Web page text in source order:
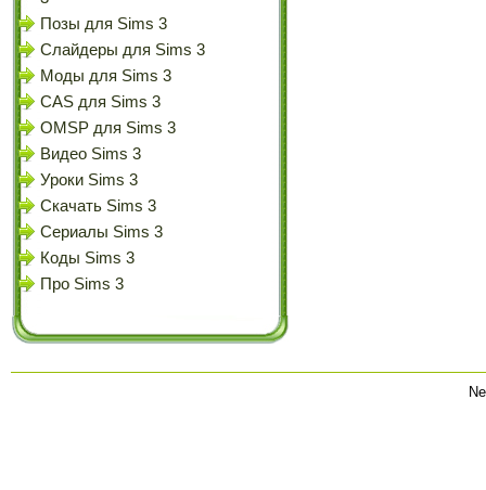
Позы для Sims 3
Слайдеры для Sims 3
Моды для Sims 3
CAS для Sims 3
OMSP для Sims 3
Видео Sims 3
Уроки Sims 3
Скачать Sims 3
Сериалы Sims 3
Коды Sims 3
Про Sims 3